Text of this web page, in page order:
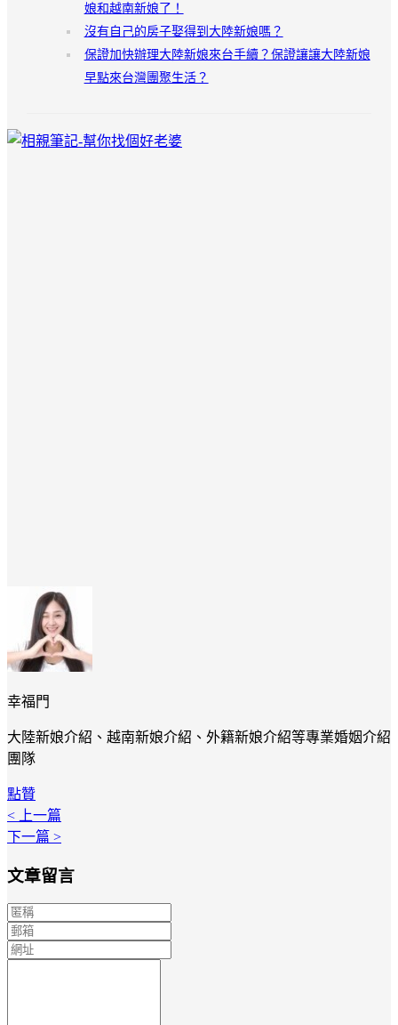
娘和越南新娘了！
沒有自己的房子娶得到大陸新娘嗎？
保證加快辦理大陸新娘來台手續？保證讓讓大陸新娘
早點來台灣團聚生活？
幸福門
大陸新娘介紹、越南新娘介紹、外籍新娘介紹等專業婚姻介紹
團隊
點贊
< 上一篇
下一篇 >
文章留言